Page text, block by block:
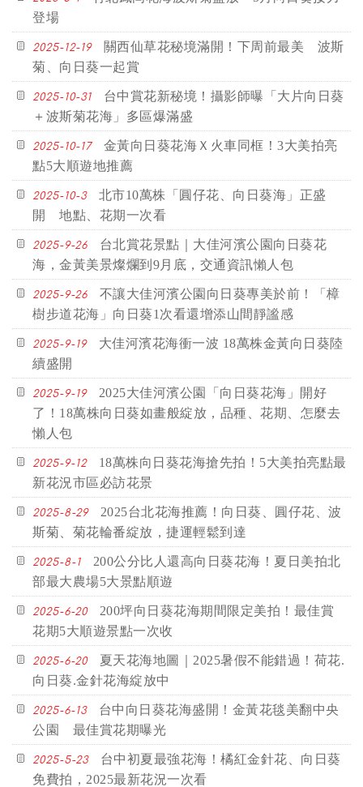
登場
2025-12-19
關西仙草花秘境滿開！下周前最美 波斯
菊、向日葵一起賞
2025-10-31
台中賞花新秘境！攝影師曝「大片向日葵
＋波斯菊花海」多區爆滿盛
2025-10-17
金黃向日葵花海Ｘ火車同框！3大美拍亮
點5大順遊地推薦
2025-10-3
北市10萬株「圓仔花、向日葵海」正盛
開 地點、花期一次看
2025-9-26
台北賞花景點｜大佳河濱公園向日葵花
海，金黃美景燦爛到9月底，交通資訊懶人包
2025-9-26
不讓大佳河濱公園向日葵專美於前！「樟
樹步道花海」向日葵1次看還增添山間靜謐感
2025-9-19
大佳河濱花海衝一波 18萬株金黃向日葵陸
續盛開
2025-9-19
2025大佳河濱公園「向日葵花海」開好
了！18萬株向日葵如畫般綻放，品種、花期、怎麼去
懶人包
2025-9-12
18萬株向日葵花海搶先拍！5大美拍亮點最
新花況市區必訪花景
2025-8-29
2025台北花海推薦！向日葵、圓仔花、波
斯菊、菊花輪番綻放，捷運輕鬆到達
2025-8-1
200公分比人還高向日葵花海！夏日美拍北
部最大農場5大景點順遊
2025-6-20
200坪向日葵花海期間限定美拍！最佳賞
花期5大順遊景點一次收
2025-6-20
夏天花海地圖｜2025暑假不能錯過！荷花.
向日葵.金針花海綻放中
2025-6-13
台中向日葵花海盛開！金黃花毯美翻中央
公園 最佳賞花期曝光
2025-5-23
台中初夏最強花海！橘紅金針花、向日葵
免費拍，2025最新花況一次看